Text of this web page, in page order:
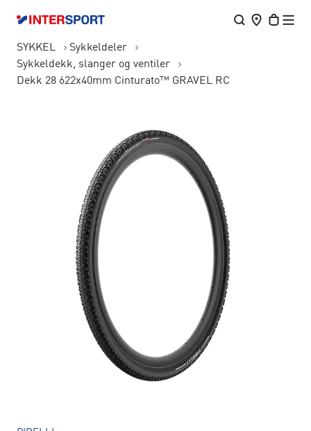
SYKKEL
Sykkeldeler
Sykkeldekk, slanger og ventiler
Dekk 28 622x40mm Cinturato™ GRAVEL RC